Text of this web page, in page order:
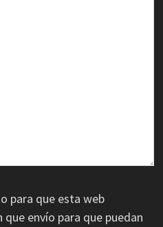
para que esta web
envío para que puedan